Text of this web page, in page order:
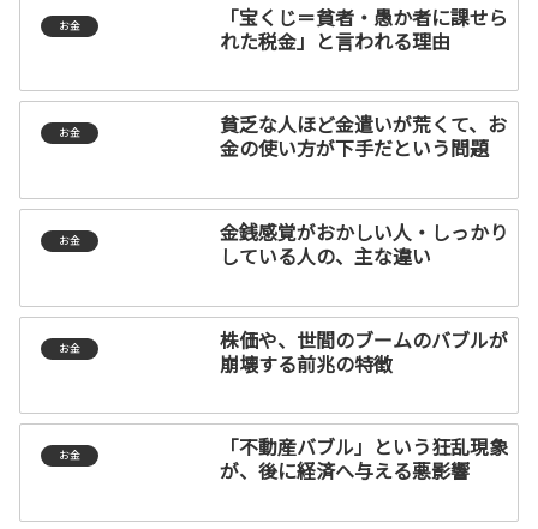
お金
「宝くじ＝貧者・愚か者に課せら
れた税金」と言われる理由
お金
貧乏な人ほど金遣いが荒くて、お
金の使い方が下手だという問題
お金
金銭感覚がおかしい人・しっかり
している人の、主な違い
お金
株価や、世間のブームのバブルが
崩壊する前兆の特徴
お金
「不動産バブル」という狂乱現象
が、後に経済へ与える悪影響